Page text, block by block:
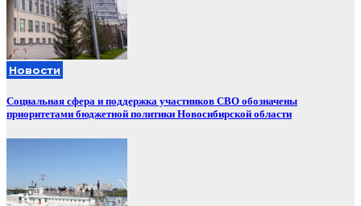
Новости
Социальная сфера и поддержка участников СВО обозначены
приоритетами бюджетной политики Новосибирской области